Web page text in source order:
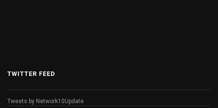
TWITTER FEED
Tweets by Network10Update